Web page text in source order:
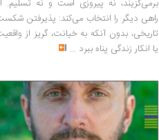
برمی‌گزیند، نه پیروزی است و نه تسلیم.
راهی دیگر را انتخاب می‌کند: پذیرفتن
تاریخی، بدون آنکه به خیانت، گریز از
یا انکار زندگی پناه ببرد ...